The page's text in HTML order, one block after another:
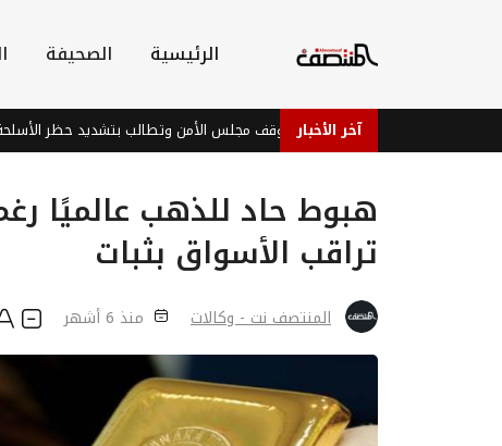
الرئيسية الصحيفة
آخر الأخبار
اليمنية ترحب بموقف مجلس الأمن وتطالب بتشديد حظر الأسلحة على
هبوط حاد للذهب عالميًا
تراقب الأسواق بثبات
المنتصف نت - وكالات منذ 6 أشهر